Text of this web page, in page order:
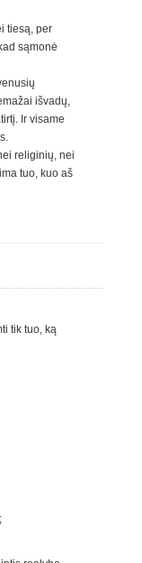
tiesą, per
sąmonė
išvadų,
Ir visame
religinių, nei
tuo, kuo aš
tik tuo, ką